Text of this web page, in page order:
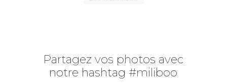
Partagez vos photos avec
notre hashtag #miliboo